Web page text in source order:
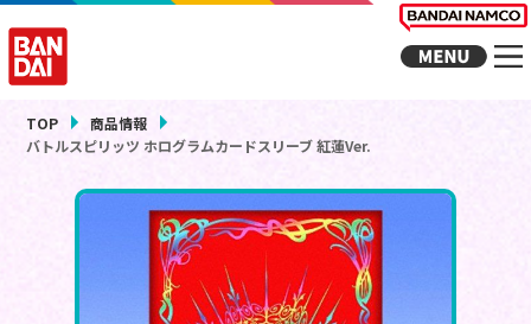
TOP
商品情報
バトルスピリッツ ホログラムカードスリーブ 紅蓮Ver.